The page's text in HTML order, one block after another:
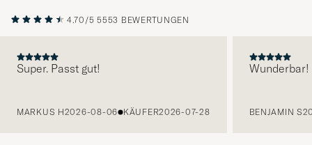
4.70/5 5553 BEWERTUNGEN
Super. Passt gut!
MARKUS H2026-08-06 KÄUFER2026-07-28
Wunderbar!
BENJAMIN S